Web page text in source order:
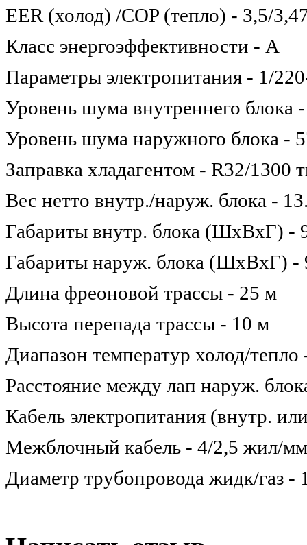
EER (холод) /COP (тепло) - 3,5/
Класс энергоэффективности - А
Параметры электропитания - 1/
Уровень шума внутреннего
Уровень шума наружного блока -
Заправка хладагентом - R32/1300
Вес нетто внутр./наруж. блока -
Габариты внутр. блока (ШхВхГ) -
Габариты наруж. блока (ШхВхГ) -
Длина фреоновой трассы - 25 м
Высота перепада трассы - 10 м
Диапазон температур холод/
Расстояние между лап наруж.
Кабель электропитания (внутр.
Межблочный кабель - 4/2,5 жил/
Диаметр трубопровода жидк/газ